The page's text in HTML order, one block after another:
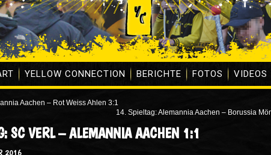
YELLOW CONNECTION BERICHTE FOTOS VIDEOS
Aachen – Rot Weiss Ahlen 3:1
14. Spieltag: Alemannia Aachen – Borussia
SC VERL – ALEMANNIA AACHEN 1:1
2016